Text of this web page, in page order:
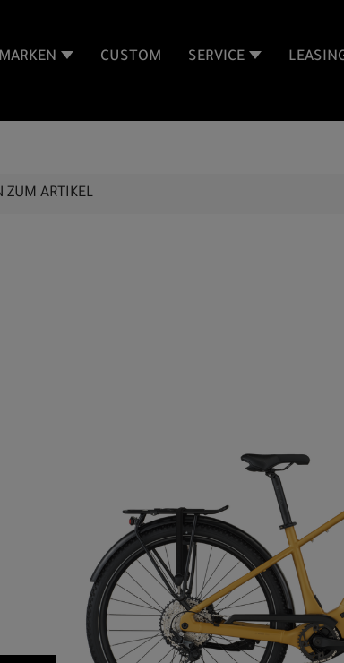
MARKEN CUSTOM SERVICE
ZUM ARTIKEL